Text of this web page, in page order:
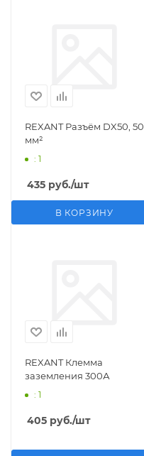
REXANT Разъём DX50, 50
мм²
: 1
435 руб./шт
В КОРЗИНУ
REXANT Клемма
заземления 300А
: 1
405 руб./шт